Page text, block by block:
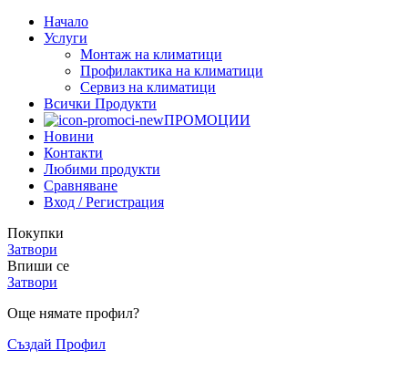
Начало
Услуги
Монтаж на климатици
Профилактика на климатици
Сервиз на климатици
Всички Продукти
ПРОМОЦИИ
Новини
Контакти
Любими продукти
Сравняване
Вход / Регистрация
Покупки
Затвори
Впиши се
Затвори
Още нямате профил?
Създай Профил